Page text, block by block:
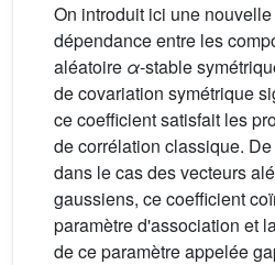
On introduit ici une
dépendance entre les
aléatoire α-stable
de covariation symétrique
ce coefficient satisfait les
de corrélation classique.
dans le cas des vecteurs
gaussiens, ce coefficient
paramètre d'association et
de ce paramètre appelée